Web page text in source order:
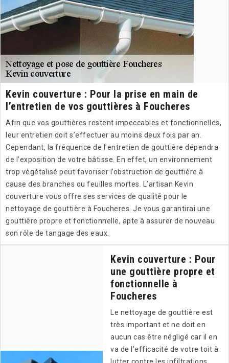
Kevin couverture : Pour la prise en main de
l’entretien de vos gouttières à Foucheres
Afin que vos gouttières restent impeccables et fonctionnelles,
leur entretien doit s’effectuer au moins deux fois par an.
Cependant, la fréquence de l’entretien de gouttière dépendra
de l’exposition de votre bâtisse. En effet, un environnement
trop végétalisé peut favoriser l’obstruction de gouttière à
cause des branches ou feuilles mortes. L’artisan Kevin
couverture vous offre ses services de qualité pour le
nettoyage de gouttière à Foucheres. Je vous garantirai une
gouttière propre et fonctionnelle, apte à assurer de nouveau
son rôle de tangage des eaux.
Kevin couverture : Pour
une gouttière propre et
fonctionnelle à
Foucheres
Le nettoyage de gouttière est
très important et ne doit en
aucun cas être négligé car il en
va de l’efficacité de votre toit à